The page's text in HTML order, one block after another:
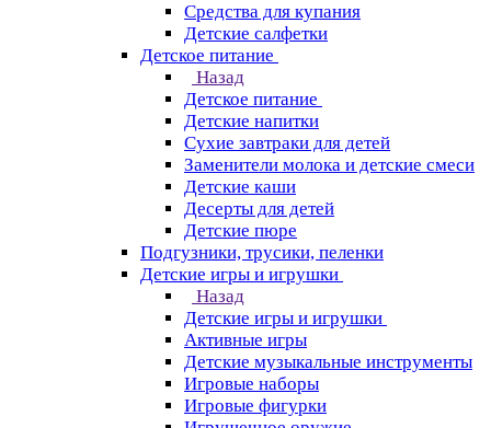
Средства для купания
Детские салфетки
Детское питание
Назад
Детское питание
Детские напитки
Сухие завтраки для детей
Заменители молока и детские смеси
Детские каши
Десерты для детей
Детские пюре
Подгузники, трусики, пеленки
Детские игры и игрушки
Назад
Детские игры и игрушки
Активные игры
Детские музыкальные инструменты
Игровые наборы
Игровые фигурки